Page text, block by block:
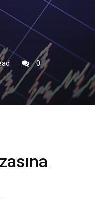
0